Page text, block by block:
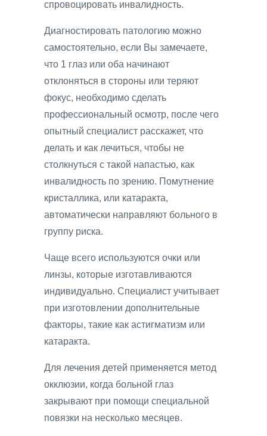
спровоцировать инвалидность.
Диагностировать патологию можно
самостоятельно, если Вы замечаете,
что 1 глаз или оба начинают
отклоняться в стороны или теряют
фокус, необходимо сделать
профессиональный осмотр, после чего
опытный специалист расскажет, что
делать и как лечиться, чтобы не
столкнуться с такой напастью, как
инвалидность по зрению. Помутнение
кристаллика, или катаракта,
автоматически направляют больного в
группу риска.
Чаще всего используются очки или
линзы, которые изготавливаются
индивидуально. Специалист учитывает
при изготовлении дополнительные
факторы, такие как астигматизм или
катаракта.
Для лечения детей применяется метод
окклюзии, когда больной глаз
закрывают при помощи специальной
повязки на несколько месяцев.